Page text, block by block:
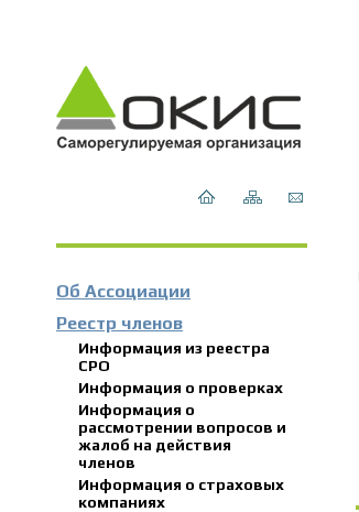
Об Ассоциации
Реестр членов
Информация из реестра
СРО
Информация о проверках
Информация о
рассмотрении вопросов и
жалоб на действия
членов
Информация о страховых
компаниях